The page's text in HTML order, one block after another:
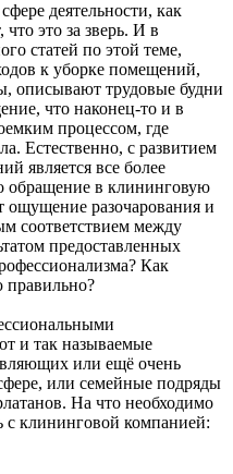
деятельности, как
это за зверь. И в
статей по этой теме,
к уборке помещений,
описывают трудовые будни
что наконец-то и в
процессом, где
Естественно, с развитием
является все более
обращение в клининговую
ощущение разочарования и
соответствием между
предоставленных
Как
и так называемые
или ещё очень
или семейные подряды
На что необходимо
с клининговой компанией: